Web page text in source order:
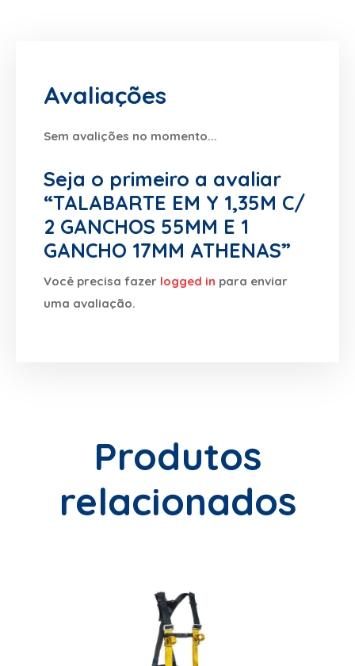
Avaliações
Sem avalições no momento...
Seja o primeiro a avaliar
“TALABARTE EM Y 1,35M C/
2 GANCHOS 55MM E 1
GANCHO 17MM ATHENAS”
Você precisa fazer logged in para enviar
uma avaliação.
Produtos
relacionados